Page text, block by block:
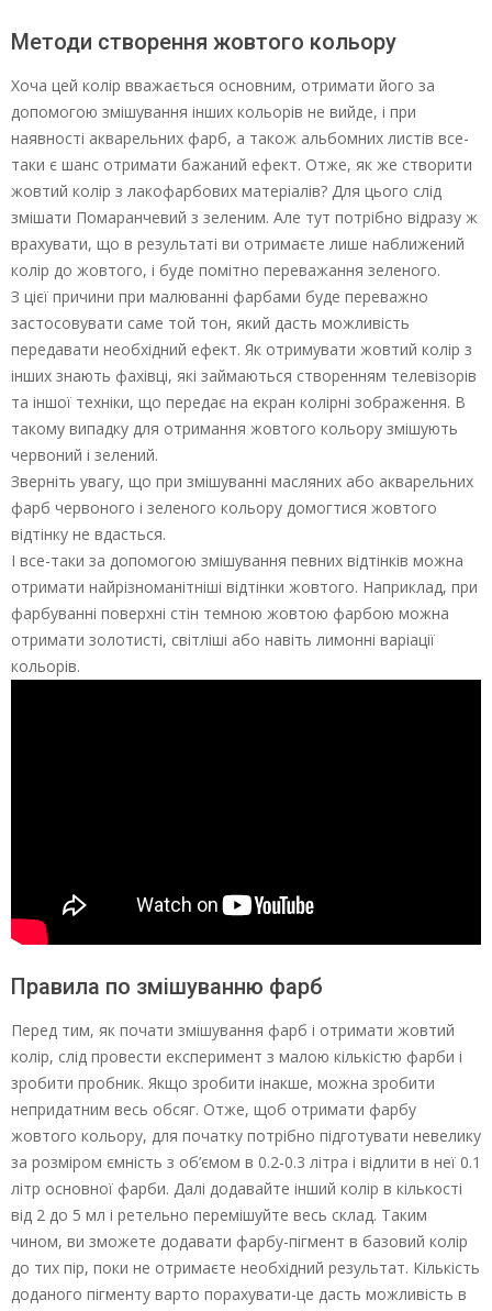
Методи створення жовтого кольору
Хоча цей колір вважається основним, отримати його за
допомогою змішування інших кольорів не вийде, і при
наявності акварельних фарб, а також альбомних листів все-
таки є шанс отримати бажаний ефект. Отже, як же створити
жовтий колір з лакофарбових матеріалів? Для цього слід
змішати Помаранчевий з зеленим. Але тут потрібно відразу ж
врахувати, що в результаті ви отримаєте лише наближений
колір до жовтого, і буде помітно переважання зеленого.
З цієї причини при малюванні фарбами буде переважно
застосовувати саме той тон, який дасть можливість
передавати необхідний ефект. Як отримувати жовтий колір з
інших знають фахівці, які займаються створенням телевізорів
та іншої техніки, що передає на екран колірні зображення. В
такому випадку для отримання жовтого кольору змішують
червоний і зелений.
Зверніть увагу, що при змішуванні масляних або акварельних
фарб червоного і зеленого кольору домогтися жовтого
відтінку не вдасться.
І все-таки за допомогою змішування певних відтінків можна
отримати найрізноманітніші відтінки жовтого. Наприклад, при
фарбуванні поверхні стін темною жовтою фарбою можна
отримати золотисті, світліші або навіть лимонні варіації
кольорів.
Правила по змішуванню фарб
Перед тим, як почати змішування фарб і отримати жовтий
колір, слід провести експеримент з малою кількістю фарби і
зробити пробник. Якщо зробити інакше, можна зробити
непридатним весь обсяг. Отже, щоб отримати фарбу
жовтого кольору, для початку потрібно підготувати невелику
за розміром ємність з об’ємом в 0.2-0.3 літра і відлити в неї 0.1
літр основної фарби. Далі додавайте інший колір в кількості
від 2 до 5 мл і ретельно перемішуйте весь склад. Таким
чином, ви зможете додавати фарбу-пігмент в базовий колір
до тих пір, поки не отримаєте необхідний результат. Кількість
доданого пігменту варто порахувати-це дасть можливість в